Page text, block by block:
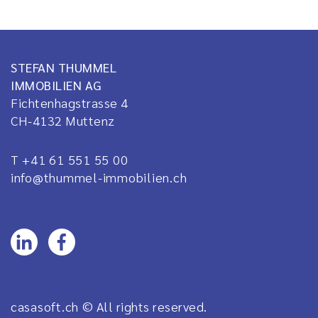
STEFAN THUMMEL
IMMOBILIEN AG
Fichtenhagstrasse 4
CH-4132 Muttenz
T +41 61 551 55 00
info@thummel-immobilien.ch
casasoft.ch © All rights reserved.